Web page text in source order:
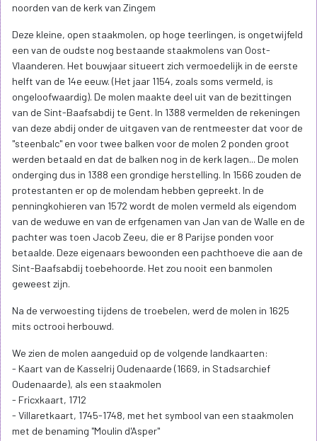
noorden van de kerk van Zingem
Deze kleine, open staakmolen, op hoge teerlingen, is ongetwijfeld
een van de oudste nog bestaande staakmolens van Oost-
Vlaanderen. Het bouwjaar situeert zich vermoedelijk in de eerste
helft van de 14e eeuw. (Het jaar 1154, zoals soms vermeld, is
ongeloofwaardig). De molen maakte deel uit van de bezittingen
van de Sint-Baafsabdij te Gent. In 1388 vermelden de rekeningen
van deze abdij onder de uitgaven van de rentmeester dat voor de
"steenbalc" en voor twee balken voor de molen 2 ponden groot
werden betaald en dat de balken nog in de kerk lagen... De molen
onderging dus in 1388 een grondige herstelling. In 1566 zouden de
protestanten er op de molendam hebben gepreekt. In de
penningkohieren van 1572 wordt de molen vermeld als eigendom
van de weduwe en van de erfgenamen van Jan van de Walle en de
pachter was toen Jacob Zeeu, die er 8 Parijse ponden voor
betaalde. Deze eigenaars bewoonden een pachthoeve die aan de
Sint-Baafsabdij toebehoorde. Het zou nooit een banmolen
geweest zijn.
Na de verwoesting tijdens de troebelen, werd de molen in 1625
mits octrooi herbouwd.
We zien de molen aangeduid op de volgende landkaarten:
- Kaart van de Kasselrij Oudenaarde (1669, in Stadsarchief
Oudenaarde), als een staakmolen
- Fricxkaart, 1712
- Villaretkaart, 1745-1748, met het symbool van een staakmolen
met de benaming "Moulin d'Asper"